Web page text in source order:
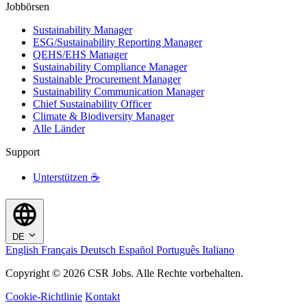
Jobbörsen
Sustainability Manager
ESG/Sustainability Reporting Manager
QEHS/EHS Manager
Sustainability Compliance Manager
Sustainable Procurement Manager
Sustainability Communication Manager
Chief Sustainability Officer
Climate & Biodiversity Manager
Alle Länder
Support
Unterstützen ☕
DE
English Français Deutsch Español Português Italiano
Copyright © 2026 CSR Jobs. Alle Rechte vorbehalten.
Cookie-Richtlinie Kontakt